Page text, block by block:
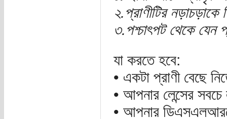
২.প্রাণীটির
৩.পশ্চাৎপট থেকে যেন
যা করতে হবে:
• একটা প্রাণী বেছে
• আপনার লেন্সের
• আপনার